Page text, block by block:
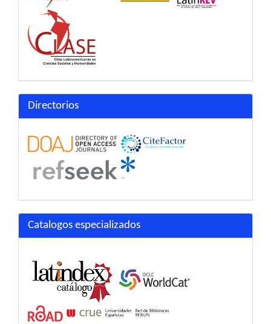
Directorios
Catalogos especializados